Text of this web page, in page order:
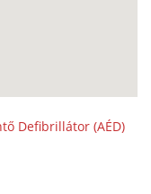
Defibrillátor (AÉD)